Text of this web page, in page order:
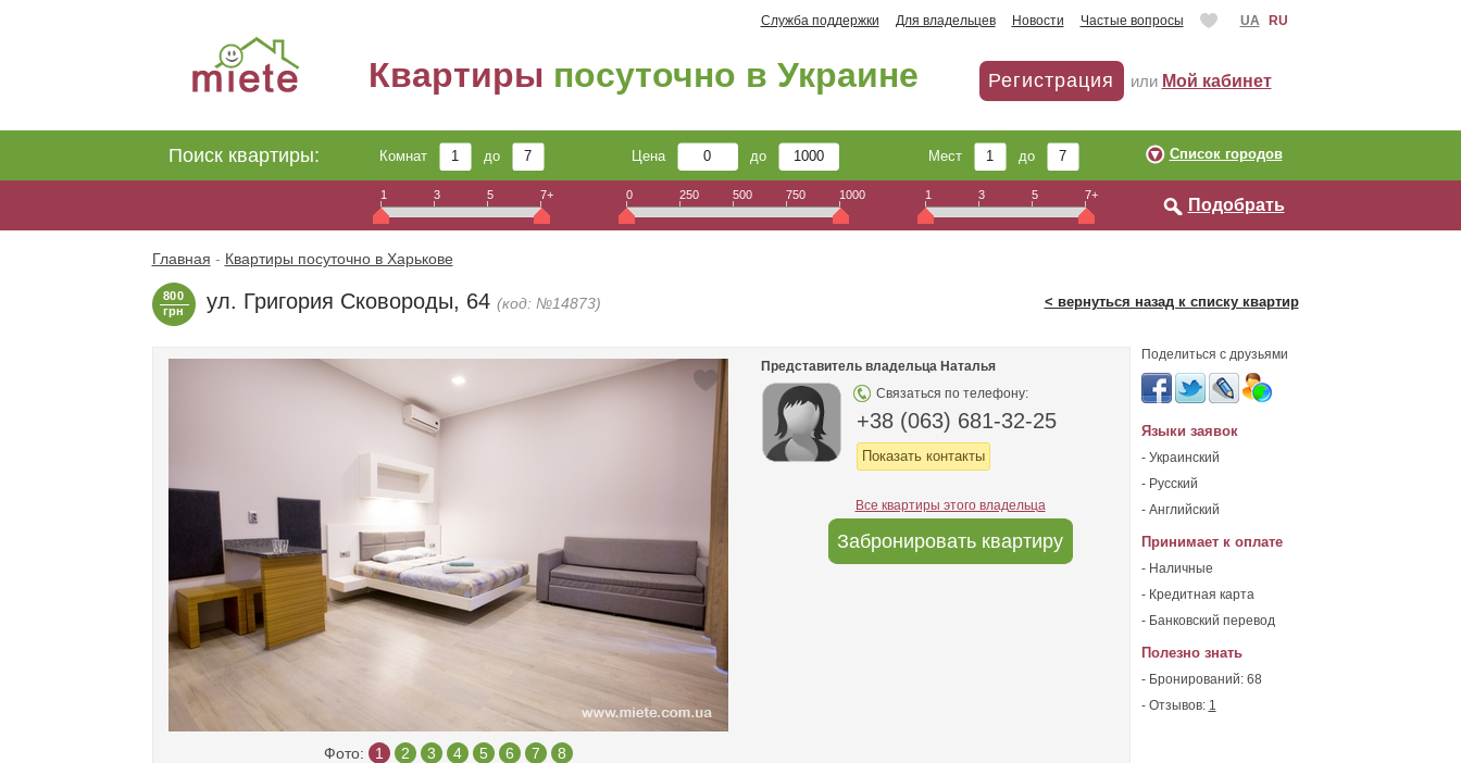
Служба поддержки Для владельцев Новости Частые вопросы UARU
Квартиры посуточно в Украине Регистрация или Мой кабинет
Поиск квартиры: Комнат до Цена до Мест до Список городов
1 3 5 7+ 0 250 500 750 1000 1 3 5 7+
Подобрать
Главная - Квартиры посуточно в Харькове
< вернуться назад к списку квартир
800
грн
ул. Григория Сковороды, 64 (код: №14873)
Поделиться с друзьями
Языки заявок
- Украинский
- Русский
- Английский
Принимает к оплате
- Наличные
- Кредитная карта
- Банковский перевод
Полезно знать
- Бронирований: 68
- Отзывов: 1
Фото: 1 2 3 4 5 6 7 8
Представитель владельца Наталья
Связаться по телефону:
+38 (063) 681-32-25
Показать контакты
Все квартиры этого владельца
Забронировать квартиру